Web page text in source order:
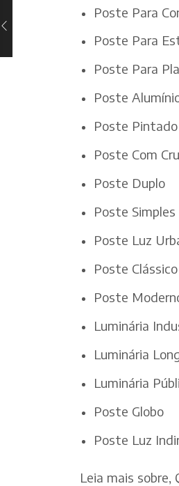
Poste Para
Poste Para
Poste Para
Poste
Poste Pintado
Poste Com
Poste Duplo
Poste Simples
Poste Luz
Poste Clássico
Poste
Luminária
Luminária
Luminária
Poste Globo
Poste Luz
Leia mais sobre,